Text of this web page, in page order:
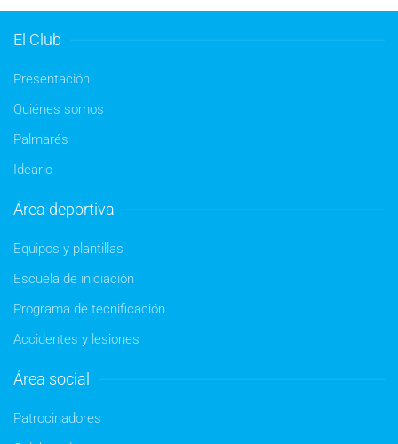
El Club
Presentación
Quiénes somos
Palmarés
Ideario
Área deportiva
Equipos y plantillas
Escuela de iniciación
Programa de tecnificación
Accidentes y lesiones
Área social
Patrocinadores